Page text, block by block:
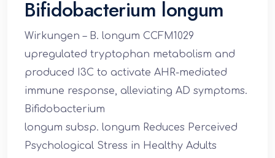
Bifidobacterium longum
Wirkungen – B. longum CCFM1029
upregulated tryptophan metabolism and
produced I3C to activate AHR-mediated
immune response, alleviating AD symptoms.
Bifidobacterium
longum subsp. longum Reduces Perceived
Psychological Stress in Healthy Adults